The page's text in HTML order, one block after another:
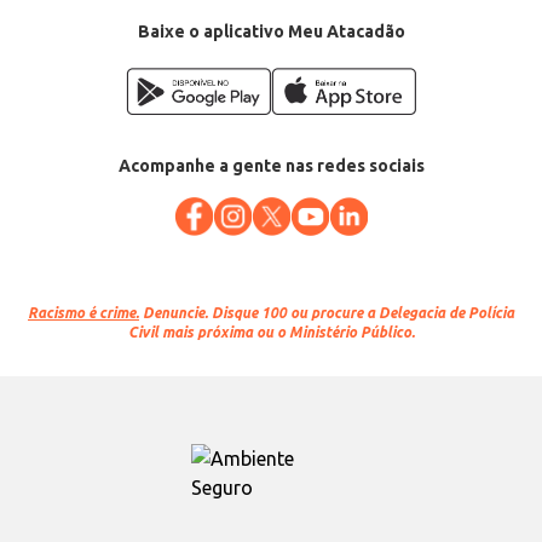
Baixe o aplicativo Meu Atacadão
Acompanhe a gente nas redes sociais
Racismo é crime. Denuncie. Disque 100 ou procure a Delegacia de Polícia
Civil mais próxima ou o Ministério Público.